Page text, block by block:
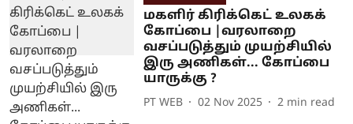
மகளிர் கிரிக்கெட் உலகக்
கோப்பை |வரலாறை
வசப்படுத்தும் முயற்சியில்
இரு அணிகள்... கோப்பை
யாருக்கு ?
PT WEB 02 Nov 2025 2 min read